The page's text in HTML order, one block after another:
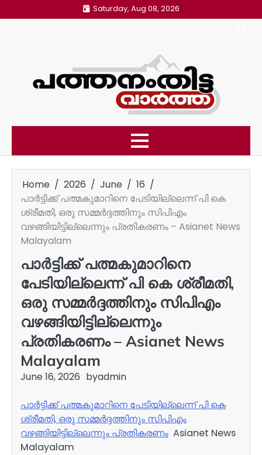
to
Saturday, Aug 08, 2026
Home 2026 June
16
പാർട്ടിക്ക് പത്മകുമാറിനെ പേടിയില്ലെന്ന് പി കെ
ശ്രീമതി, ഒരു സമ്മർദ്ദത്തിനും സിപിഎം
വഴങ്ങിയിട്ടില്ലെന്നും പ്രതികരണം – Asianet News
Malayalam
പാർട്ടിക്ക് പത്മകുമാറിനെ
പേടിയില്ലെന്ന് പി കെ ശ്രീമതി,
ഒരു സമ്മർദ്ദത്തിനും സിപിഎം
വഴങ്ങിയിട്ടില്ലെന്നും
പ്രതികരണം – Asianet News
Malayalam
June 16, 2026 byadmin
പാർട്ടിക്ക് പത്മകുമാറിനെ പേടിയില്ലെന്ന് പി കെ
ശ്രീമതി, ഒരു സമ്മർദ്ദത്തിനും സിപിഎം
വഴങ്ങിയിട്ടില്ലെന്നും പ്രതികരണം Asianet News
Malayalam